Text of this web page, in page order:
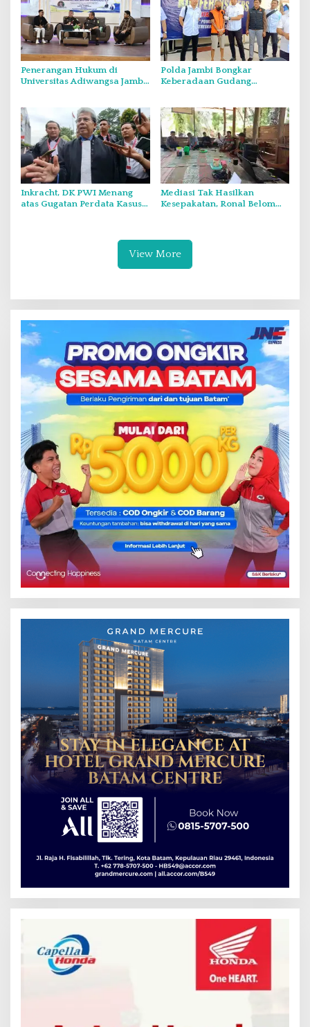
Penerangan Hukum di
Universitas Adiwangsa Jambi,
Pemberantasan Judi Online
Polda Jambi Bongkar
Keberadaan Gudang
Inkracht, DK PWI Menang
atas Gugatan Perdata Kasus
Mediasi Tak Hasilkan
Kesepakatan, Ronal Belom
View More